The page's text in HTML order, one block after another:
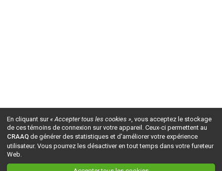
En cliquant sur« Accepter tous les cookies », vous acceptez le stockage
de ces témoins de connexion sur votre appareil. Ceux-ci permettent au
CRAAQ de générer des statistiques et d'améliorer votre expérience
utilisateur. Vous pourrez les désactiver en tout temps dans votre fureteur
Web.